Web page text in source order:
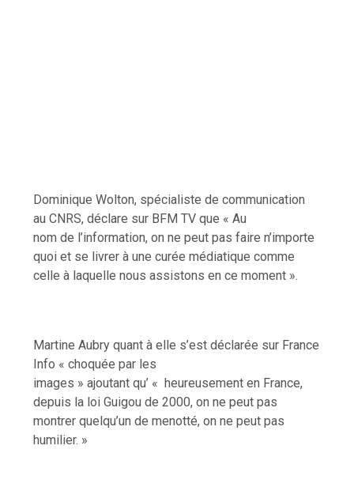
Dominique Wolton, spécialiste de communication
au CNRS, déclare sur BFM TV que « Au
nom de l’information, on ne peut pas faire n’importe
quoi et se livrer à une curée médiatique comme
celle à laquelle nous assistons en ce moment ».
Martine Aubry quant à elle s’est déclarée sur France
Info « choquée par les
images » ajoutant qu’ « heureusement en France,
depuis la loi Guigou de 2000, on ne peut pas
montrer quelqu’un de menotté, on ne peut pas
humilier. »